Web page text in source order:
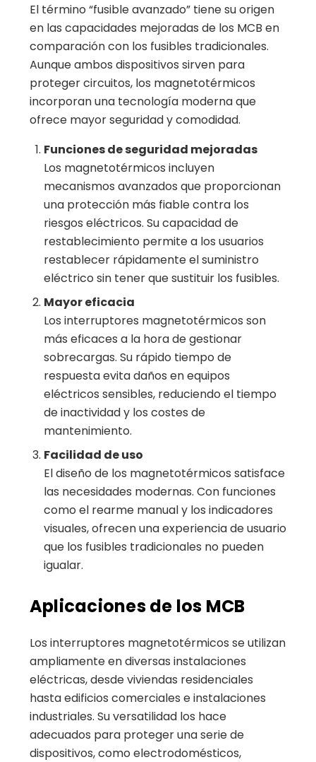
El término “fusible avanzado” tiene su origen
en las capacidades mejoradas de los MCB en
comparación con los fusibles tradicionales.
Aunque ambos dispositivos sirven para
proteger circuitos, los magnetotérmicos
incorporan una tecnología moderna que
ofrece mayor seguridad y comodidad.
Funciones de seguridad mejoradas
Los magnetotérmicos incluyen
mecanismos avanzados que proporcionan
una protección más fiable contra los
riesgos eléctricos. Su capacidad de
restablecimiento permite a los usuarios
restablecer rápidamente el suministro
eléctrico sin tener que sustituir los fusibles.
Mayor eficacia
Los interruptores magnetotérmicos son
más eficaces a la hora de gestionar
sobrecargas. Su rápido tiempo de
respuesta evita daños en equipos
eléctricos sensibles, reduciendo el tiempo
de inactividad y los costes de
mantenimiento.
Facilidad de uso
El diseño de los magnetotérmicos satisface
las necesidades modernas. Con funciones
como el rearme manual y los indicadores
visuales, ofrecen una experiencia de usuario
que los fusibles tradicionales no pueden
igualar.
Aplicaciones de los MCB
Los interruptores magnetotérmicos se utilizan
ampliamente en diversas instalaciones
eléctricas, desde viviendas residenciales
hasta edificios comerciales e instalaciones
industriales. Su versatilidad los hace
adecuados para proteger una serie de
dispositivos, como electrodomésticos,